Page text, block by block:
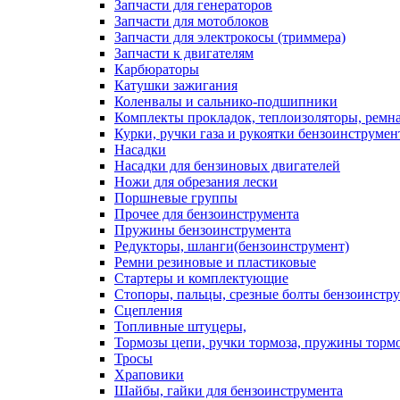
Запчасти для генераторов
Запчасти для мотоблоков
Запчасти для электрокосы (триммера)
Запчасти к двигателям
Карбюраторы
Катушки зажигания
Коленвалы и сальнико-подшипники
Комплекты прокладок, теплоизоляторы,
Курки, ручки газа и рукоятки
Насадки
Насадки для бензиновых двигателей
Ножи для обрезания лески
Поршневые группы
Прочее для бензоинструмента
Пружины бензоинструмента
Редукторы, шланги(бензоинструмент)
Ремни резиновые и пластиковые
Стартеры и комплектующие
Стопоры, пальцы, срезные болты
Сцепления
Топливные штуцеры,
Тормозы цепи, ручки тормоза, пружины
Тросы
Храповики
Шайбы, гайки для бензоинструмента